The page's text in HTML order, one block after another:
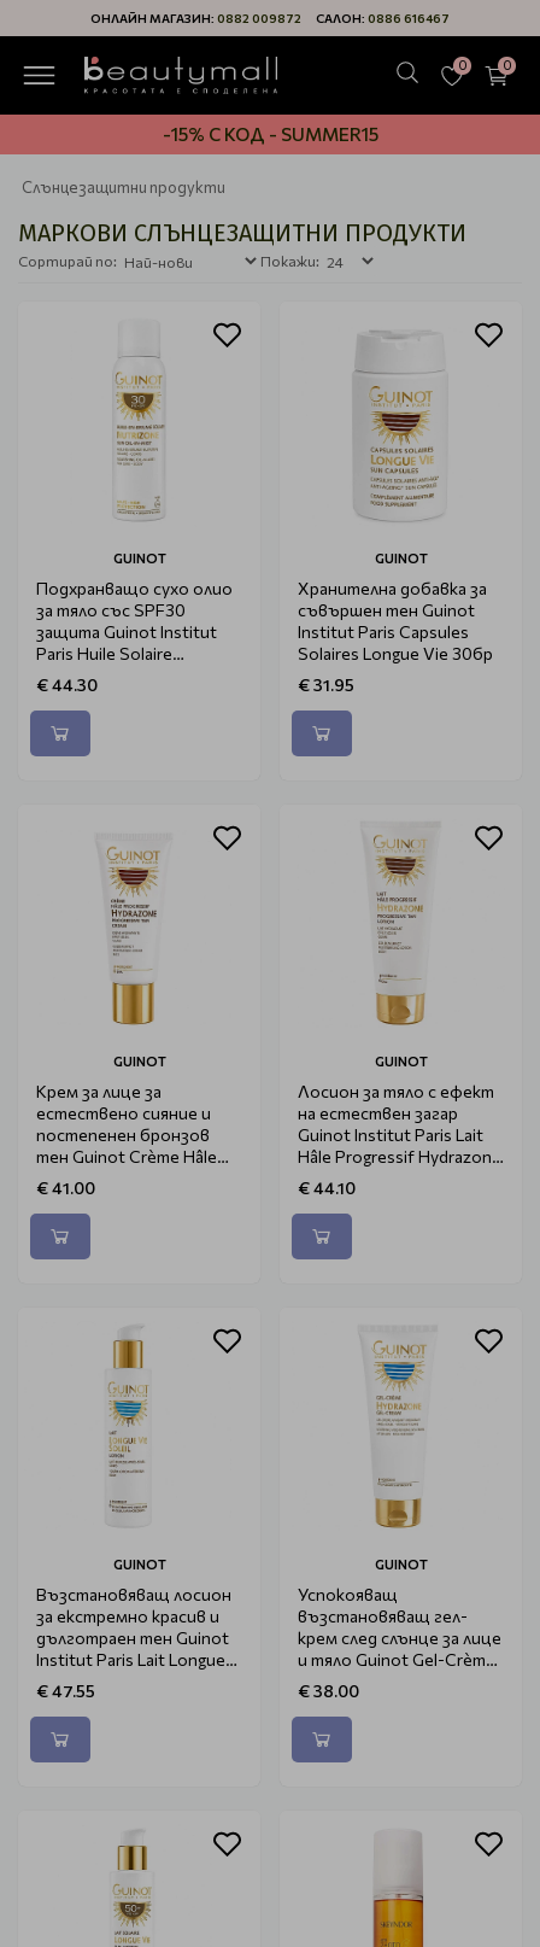
ОНЛАЙН МАГАЗИН: 0882 009872 САЛОН: 0886 616467
0 0
-15% С КОД - SUMMER15
Слънцезащитни продукти
МАРКОВИ СЛЪНЦЕЗАЩИТНИ ПРОДУКТИ
Сортирай по: Покажи:
GUINOT
Подхранващо сухо олио
за тяло със SPF30
защита Guinot Institut
Paris Huile Solaire
Nutrizone SPF30 150ml
€ 44.30
GUINOT
Хранителна добавка за
съвършен тен Guinot
Institut Paris Capsules
Solaires Longue Vie 30бр
€ 31.95
GUINOT
Крем за лице за
естествено сияние и
постепенен бронзов
тен Guinot Crème Hâle
Progressif Hydrazone
50ml
€ 41.00
GUINOT
Лосион за тяло с ефект
на естествен загар
Guinot Institut Paris Lait
Hâle Progressif Hydrazone
150ml
€ 44.10
GUINOT
Възстановяващ лосион
за екстремно красив и
дълготраен тен Guinot
Institut Paris Lait Longue
Vie Soleil 150ml
€ 47.55
GUINOT
Успокояващ
възстановяващ гел-
крем след слънце за лице
и тяло Guinot Gel-Crème
Hydrazone Après-Soleil
150ml
€ 38.00